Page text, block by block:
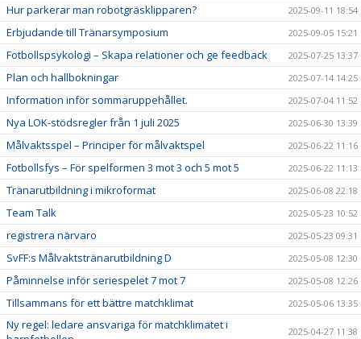
Hur parkerar man robotgräsklipparen? 2025-09-11 18:54
Erbjudande till Tränarsymposium 2025-09-05 15:21
Fotbollspsykologi – Skapa relationer och ge feedback 2025-07-25 13:37
Plan och hallbokningar 2025-07-14 14:25
Information inför sommaruppehållet. 2025-07-04 11:52
Nya LOK-stödsregler från 1 juli 2025 2025-06-30 13:39
Målvaktsspel – Principer för målvaktspel 2025-06-22 11:16
Fotbollsfys – För spelformen 3 mot 3 och 5 mot 5 2025-06-22 11:13
Tränarutbildning i mikroformat 2025-06-08 22:18
Team Talk 2025-05-23 10:52
registrera närvaro 2025-05-23 09:31
SvFF:s Målvaktstränarutbildning D 2025-05-08 12:30
Påminnelse inför seriespelet 7 mot 7 2025-05-08 12:26
Tillsammans för ett bättre matchklimat 2025-05-06 13:35
Ny regel: ledare ansvariga för matchklimatet i
2025-04-27 11:38